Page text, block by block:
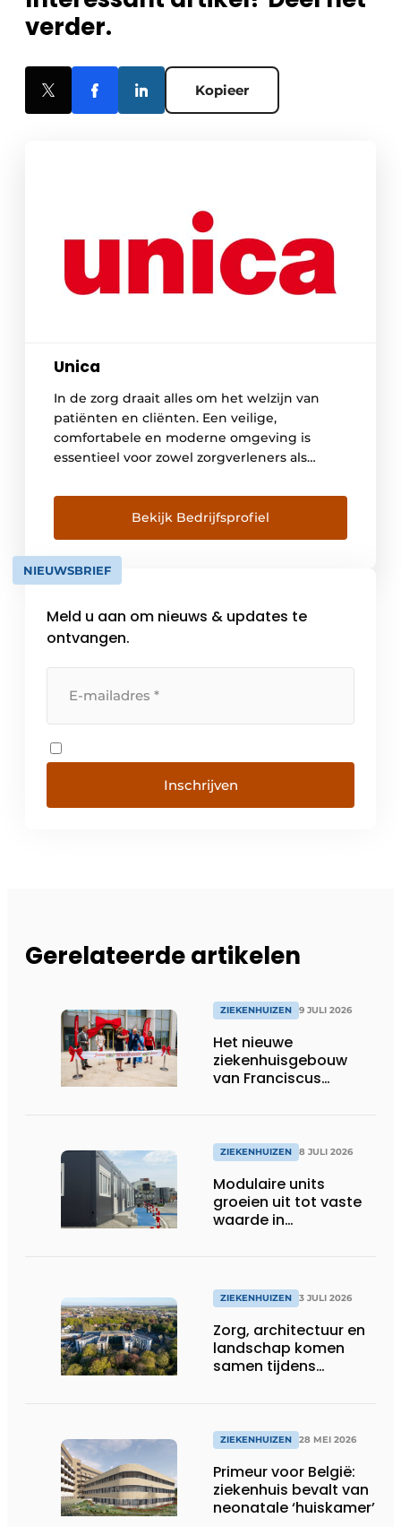
verder.
Kopieer
Unica
In de zorg draait alles om het welzijn van
patiënten en cliënten. Een veilige,
comfortabele en moderne omgeving is
essentieel voor zowel zorgverleners als
met innovatieve technologische
oplossingen die comfort, duurzaamheid en
functionaliteit naadloos integreren. Met onze
uitgebreide expertise in nieuwbouw,
renovatie, onderhoud, beheer, beveiliging
Bekijk Bedrijfsprofiel
NIEUWSBRIEF
Meld u aan om nieuws & updates te
ontvangen.
Inschrijven
Gerelateerde artikelen
ZIEKENHUIZEN 9 JULI 2026
Het nieuwe
ziekenhuisgebouw
van Franciscus
ZIEKENHUIZEN 8 JULI 2026
Modulaire units
groeien uit tot vaste
waarde in
ZIEKENHUIZEN 3 JULI 2026
Zorg, architectuur en
landschap komen
samen tijdens
ZIEKENHUIZEN 28 MEI 2026
Primeur voor België:
ziekenhuis bevalt van
neonatale ‘huiskamer’